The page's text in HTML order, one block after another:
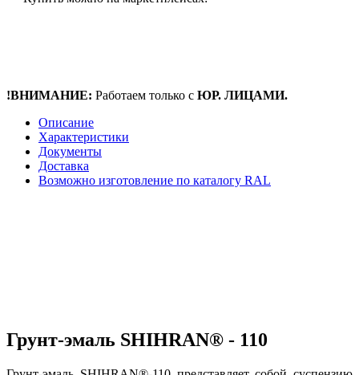
!ВНИМАНИЕ: Работаем только с ЮР. ЛИЦАМИ.
Описание
Характеристики
Документы
Доставка
Возможно изготовление по каталогу RAL
Грунт-эмаль SHIHRAN® - 110